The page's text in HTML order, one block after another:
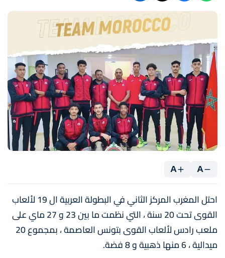
A
A
احتل المغرب المركز الثاني في البطولة العربية ال 19 لألعاب
القوى تحت 20 سنة ، التي نظمت ما بين 23 و 27 ماي على
ملعب رادس لألعاب القوى بتونس العاصمة ، بمجموع 20
ميدالية ، 6 منها ذهبية و 8 فضة.